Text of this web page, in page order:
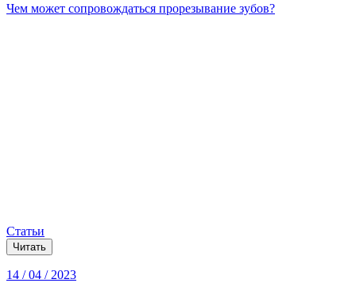
Чем может сопровождаться прорезывание зубов?
Статьи
Читать
14 / 04 / 2023